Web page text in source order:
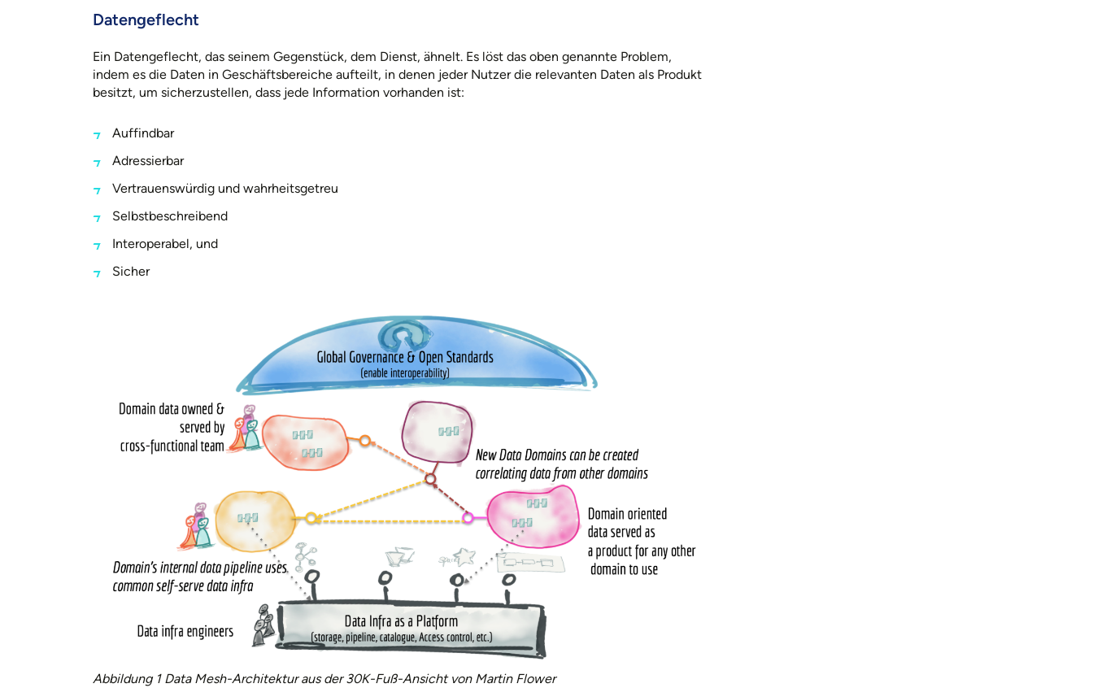
Datengeflecht
Ein Datengeflecht, das seinem Gegenstück, dem Dienst, ähnelt. Es löst das oben genannte Problem,
indem es die Daten in Geschäftsbereiche aufteilt, in denen jeder Nutzer die relevanten Daten als Produkt
besitzt, um sicherzustellen, dass jede Information vorhanden ist:
Auffindbar
Adressierbar
Vertrauenswürdig und wahrheitsgetreu
Selbstbeschreibend
Interoperabel, und
Sicher
Abbildung 1 Data Mesh-Architektur aus der 30K-Fuß-Ansicht von Martin Flower